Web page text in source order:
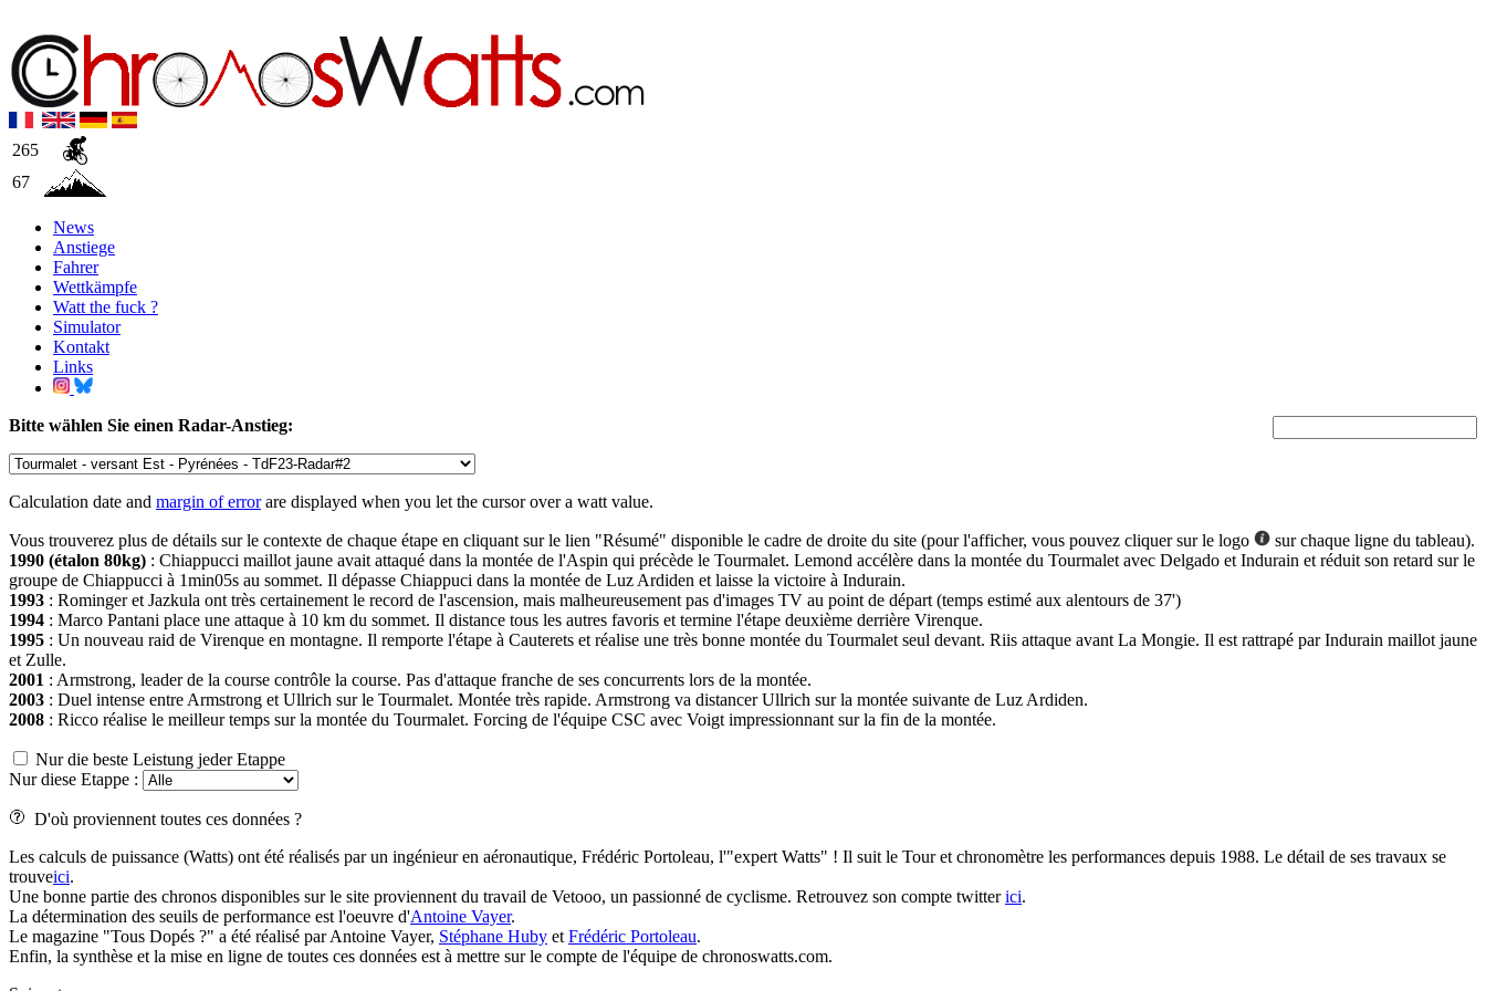
265
67
News
Anstiege
Fahrer
Wettkämpfe
Watt the fuck ?
Simulator
Kontakt
Links
Bitte wählen Sie einen Radar-Anstieg:
Calculation date and margin of errorare displayed when you let the cursor over a watt value.
Vous trouverez plus de détails sur le contexte de chaque étape en cliquant sur le lien "Résumé" disponible le cadre de droite du site (pour l'afficher, vous pouvez cliquer sur le logo
sur chaque ligne du tableau).
1990 (étalon 80kg) : Chiappucci maillot jaune avait attaqué dans la montée de l'Aspin qui précède le Tourmalet. Lemond accélère dans la montée du Tourmalet avec Delgado et Indurain et réduit son retard sur le
groupe de Chiappucci à 1min05s au sommet. Il dépasse Chiappuci dans la montée de Luz Ardiden et laisse la victoire à Indurain.
1993 : Rominger et Jazkula ont très certainement le record de l'ascension, mais malheureusement pas d'images TV au point de départ (temps estimé aux alentours de 37')
1994 : Marco Pantani place une attaque à 10 km du sommet. Il distance tous les autres favoris et termine l'étape deuxième derrière Virenque.
1995 : Un nouveau raid de Virenque en montagne. Il remporte l'étape à Cauterets et réalise une très bonne montée du Tourmalet seul devant. Riis attaque avant La Mongie. Il est rattrapé par Indurain maillot jaune
et Zulle.
2001 : Armstrong, leader de la course contrôle la course. Pas d'attaque franche de ses concurrents lors de la montée.
2003 : Duel intense entre Armstrong et Ullrich sur le Tourmalet. Montée très rapide. Armstrong va distancer Ullrich sur la montée suivante de Luz Ardiden.
2008 : Ricco réalise le meilleur temps sur la montée du Tourmalet. Forcing de l'équipe CSC avec Voigt impressionnant sur la fin de la montée.
Nur die beste Leistung jeder Etappe
Nur diese Etappe :
D'où proviennent toutes ces données ?
Les calculs de puissance (Watts) ont été réalisés par un ingénieur en aéronautique, Frédéric Portoleau, l'"expert Watts" ! Il suit le Tour et chronomètre les performances depuis 1988. Le détail de ses travaux se
trouveici.
Une bonne partie des chronos disponibles sur le site proviennent du travail de Vetooo, un passionné de cyclisme. Retrouvez son compte twitterici.
La détermination des seuils de performance est l'oeuvre d'Antoine Vayer.
Le magazine "Tous Dopés ?" a été réalisé par Antoine Vayer, Stéphane Huby et Frédéric Portoleau.
Enfin, la synthèse et la mise en ligne de toutes ces données est à mettre sur le compte de l'équipe de chronoswatts.com.